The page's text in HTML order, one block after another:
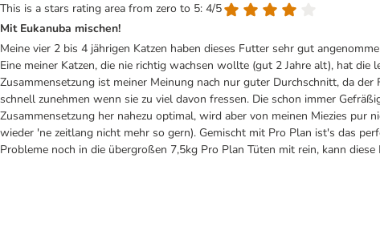
This is a stars rating area from zero to 5: 4/5
Mit Eukanuba mischen!
Meine vier 2 bis 4 jährigen Katzen haben dieses Futter sehr gut
Eine meiner Katzen, die nie richtig wachsen wollte (gut 2 Jahre alt), hat
Zusammensetzung ist meiner Meinung nach nur guter Durchschnitt, da
schnell zunehmen wenn sie zu viel davon fressen. Die schon immer
Zusammensetzung her nahezu optimal, wird aber von meinen Miezies pur
wieder 'ne zeitlang nicht mehr so gern). Gemischt mit Pro Plan ist's das
Probleme noch in die übergroßen 7,5kg Pro Plan Tüten mit rein, kann